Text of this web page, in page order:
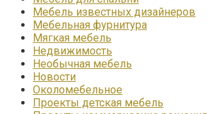
Мебель известных дизайнеров
Мебельная фурнитура
Мягкая мебель
Недвижимость
Необычная мебель
Новости
Околомебельное
Проекты детская мебель